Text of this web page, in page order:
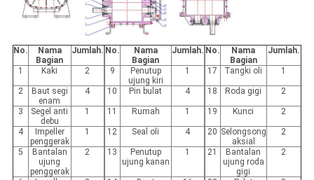
No.
Nama
Bagian
Jumlah. No.
Nama
Bagian
Jumlah. No.
Nama
Bagian
Jumlah.
1 Kaki 2 9
Penutup
ujung kiri
1 17 Tangki oli 1
2
Baut segi
enam
4 10 Pin bulat 4 18 Roda gigi 2
3
Segel anti
debu
1 11 Rumah 1 19 Kunci 2
4
Impeller
penggerak
1 12 Seal oli 4 20 Selongsong
aksial
2
5
Bantalan
ujung
penggerak
2 13
Penutup
ujung kanan
1 21
Bantalan
ujung roda
gigi
2